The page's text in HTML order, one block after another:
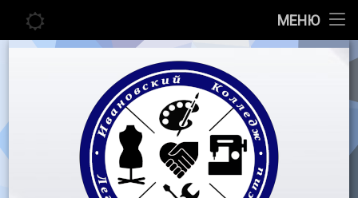
МЕНЮ
Главная
Педагогу
Перейти